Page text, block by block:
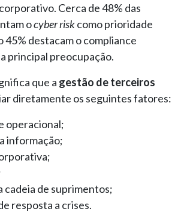
Cerca de 48% das
ocyber riskcomo prioridade
45% destacam o compliance
principal preocupação.
que a gestão de terceiros
diretamente os seguintes fatores:
operacional;
informação;
cadeia de suprimentos;
resposta a crises.